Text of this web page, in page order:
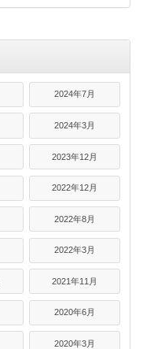
2024年7月
2024年3月
2023年12月
2022年12月
2022年8月
2022年3月
2021年11月
2020年6月
2020年3月